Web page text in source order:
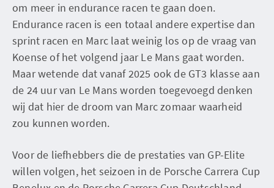
om meer in endurance racen te gaan doen.
Endurance racen is een totaal andere expertise dan
sprint racen en Marc laat weinig los op de vraag van
Koense of het volgend jaar Le Mans gaat worden.
Maar wetende dat vanaf 2025 ook de GT3 klasse aan
de 24 uur van Le Mans worden toegevoegd denken
wij dat hier de droom van Marc zomaar waarheid
zou kunnen worden.
Voor de liefhebbers die de prestaties van GP-Elite
willen volgen, het seizoen in de Porsche Carrera Cup